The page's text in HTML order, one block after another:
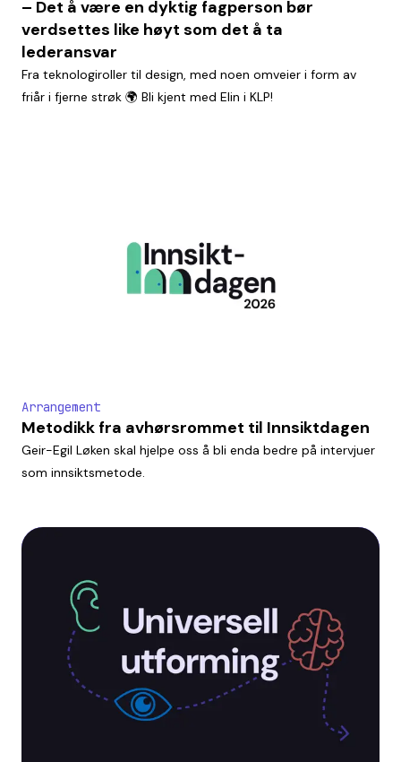
– Det å være en dyktig fagperson bør
verdsettes like høyt som det å ta
lederansvar
Fra teknologiroller til design, med noen omveier i form av
friår i fjerne strøk 🌍 Bli kjent med Elin i KLP!
Arrangement
Metodikk fra avhørsrommet til Innsiktdagen
Geir-Egil Løken skal hjelpe oss å bli enda bedre på intervjuer
som innsiktsmetode.